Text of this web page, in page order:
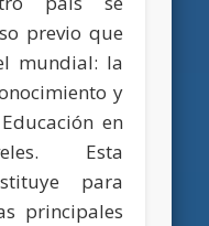
previo que
mundial: la
y
en
Esta
para
principales